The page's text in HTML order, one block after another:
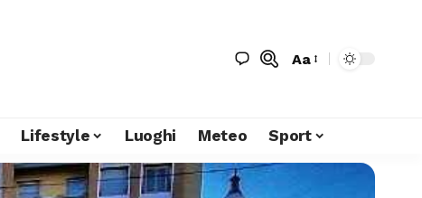
Aa
Lifestyle Luoghi Meteo Sport